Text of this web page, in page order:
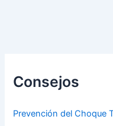
Consejos
Prevención del Choque